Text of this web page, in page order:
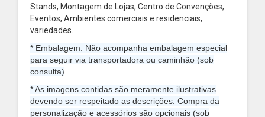
Stands, Montagem de Lojas, Centro de Convenções,
Eventos, Ambientes comerciais e residenciais,
variedades.
* Embalagem: Não acompanha embalagem especial
para seguir via transportadora ou caminhão (sob
consulta)
* As imagens contidas são meramente ilustrativas
devendo ser respeitado as descrições. Compra da
personalização e acessórios são opcionais (sob